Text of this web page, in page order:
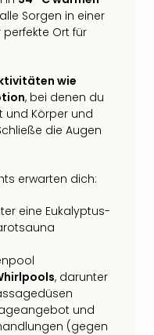
Sorgen in einer
perfekte Ort für
wie
, bei denen du
und Körper und
die Augen
erwarten dich:
eine Eukalyptus-
, darunter
und
(gegen